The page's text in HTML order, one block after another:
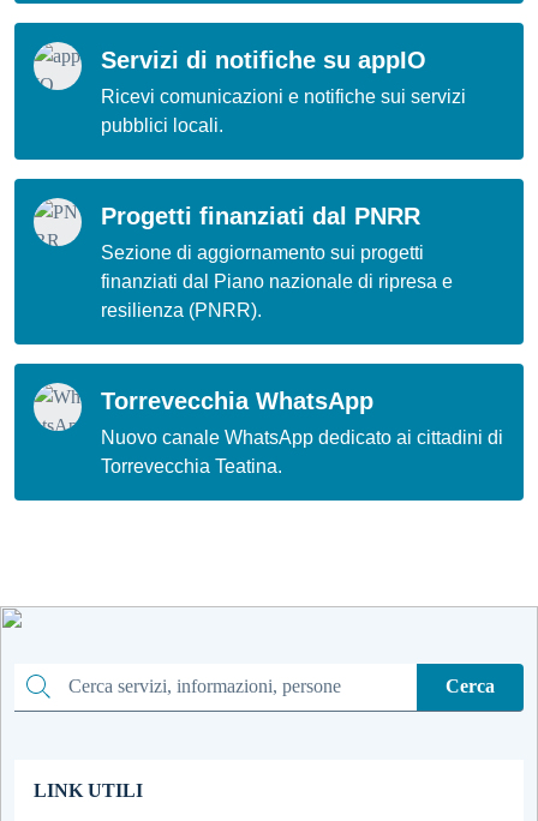
Servizi di notifiche su appIO
Ricevi comunicazioni e notifiche sui servizi
pubblici locali.
Progetti finanziati dal PNRR
Sezione di aggiornamento sui progetti
finanziati dal Piano nazionale di ripresa e
resilienza (PNRR).
Torrevecchia WhatsApp
Nuovo canale WhatsApp dedicato ai cittadini di
Torrevecchia Teatina.
Cerca
Cerca
LINK UTILI